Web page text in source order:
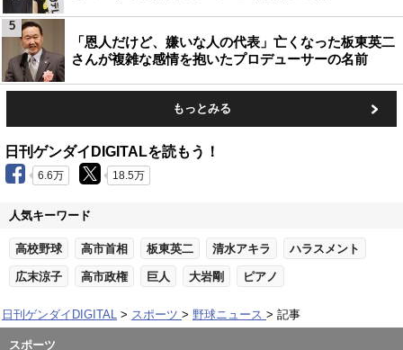
「恩人だけど、嫌いな人の代表」亡くなった板東英二
さんが複雑な感情を抱いたプロデューサーの名前
5
もっとみる
日刊ゲンダイDIGITALを読もう！
6.6万 18.5万
人気キーワード
高校野球 高市首相 板東英二 清水アキラ ハラスメント
広末涼子 高市政権 巨人 大岩剛 ピアノ
日刊ゲンダイDIGITAL スポーツ 野球ニュース 記事
スポーツ